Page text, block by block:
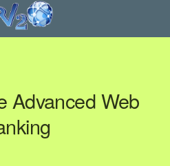
Advanced Web